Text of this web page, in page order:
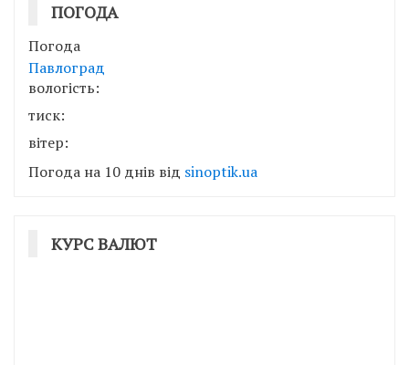
ПОГОДА
Погода
Павлоград
вологість:
тиск:
вітер:
Погода на 10 днів від sinoptik.ua
КУРС ВАЛЮТ